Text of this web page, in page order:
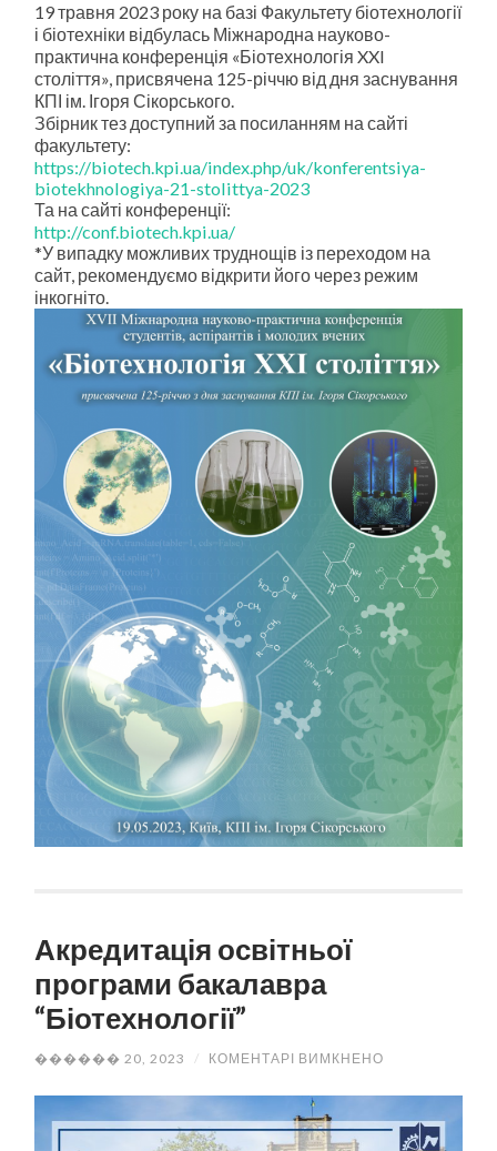
ПРАКТИЧНА
СТОЛІТТЯ»
19 травня 2023 року на базі Факультету біотехнології
і біотехніки відбулась Міжнародна науково-
практична конференція «Біотехнологія XXI
століття», присвячена 125-річчю від дня заснування
КПІ ім. Ігоря Сікорського.
Збірник тез доступний за посиланням на сайті
факультету:
https://biotech.kpi.ua/index.php/uk/konferentsiya-
biotekhnologiya-21-stolittya-2023
Та на сайті конференції:
http://conf.biotech.kpi.ua/
*У випадку можливих труднощів із переходом на
сайт, рекомендуємо відкрити його через режим
інкогніто.
Акредитація освітньої
програми бакалавра
“Біотехнології”
������ 20, 2023 / КОМЕНТАРІ ВИМКНЕНО
БАКАЛАВРА